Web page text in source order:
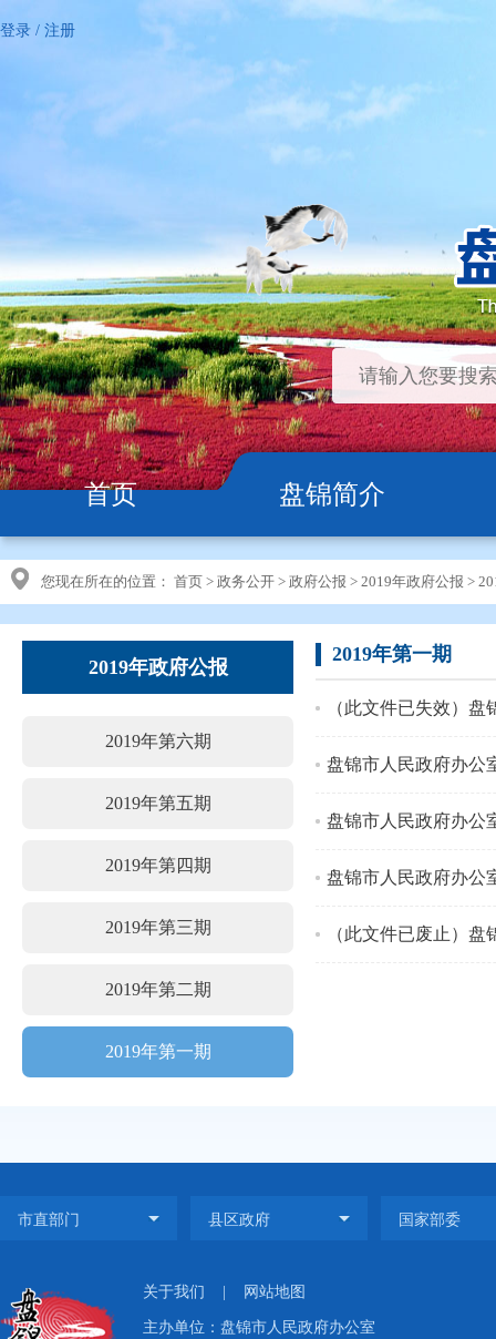
登录 / 注册
首页 盘锦简介
您现在所在的位置： 首页 > 政务公开 > 政府公报 > 2019年政府公报 >
2019年政府公报
2019年第六期
2019年第五期
2019年第四期
2019年第三期
2019年第二期
2019年第一期
2019年第一期
（此文件已失效）
盘锦市人民政府办公
盘锦市人民政府办公
（此文件已废止）
关于我们 网站地图
主办单位：盘锦市人民政府办公室